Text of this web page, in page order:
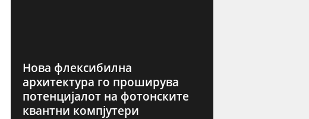
Нова флексибилна
архитектура го проширува
потенцијалот на фотонските
квантни компјутери